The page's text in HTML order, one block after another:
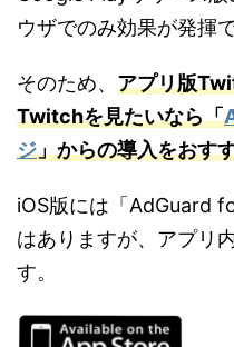
ウザでのみ効果が発揮
そのため、 アプリ版
Twitchを見たいなら「
ジ」からの導入をおす
iOS版には「AdGuard
はありますが、アプリ
す。